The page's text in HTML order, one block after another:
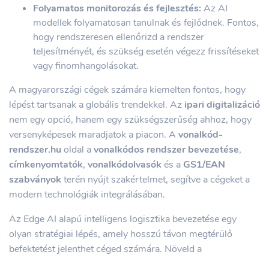
Folyamatos monitorozás és fejlesztés: Az AI
modellek folyamatosan tanulnak és fejlődnek. Fontos,
hogy rendszeresen ellenőrizd a rendszer
teljesítményét, és szükség esetén végezz frissítéseket
vagy finomhangolásokat.
A magyarországi cégek számára kiemelten fontos, hogy
lépést tartsanak a globális trendekkel. Az ipari digitalizáció
nem egy opció, hanem egy szükségszerűség ahhoz, hogy
versenyképesek maradjatok a piacon. A vonalkód-
rendszer.huoldal avonalkódos rendszer bevezetése,
címkenyomtatók, vonalkódolvasók és a GS1/EAN
szabványok terén nyújt szakértelmet, segítve a cégeket a
modern technológiák integrálásában.
Az Edge AI alapú intelligens logisztika bevezetése egy
olyan stratégiai lépés, amely hosszú távon megtérülő
befektetést jelenthet céged számára. Növeld a